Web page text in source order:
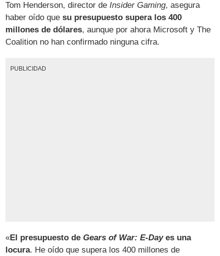
Tom Henderson, director deInsider Gaming, asegura
haber oído quesu presupuesto supera los 400
millones de dólares, aunque por ahora Microsoft y The
Coalition no han confirmado ninguna cifra.
PUBLICIDAD
«El presupuesto deGears of War: E-Dayes una
locura. He oído que supera los 400 millones de